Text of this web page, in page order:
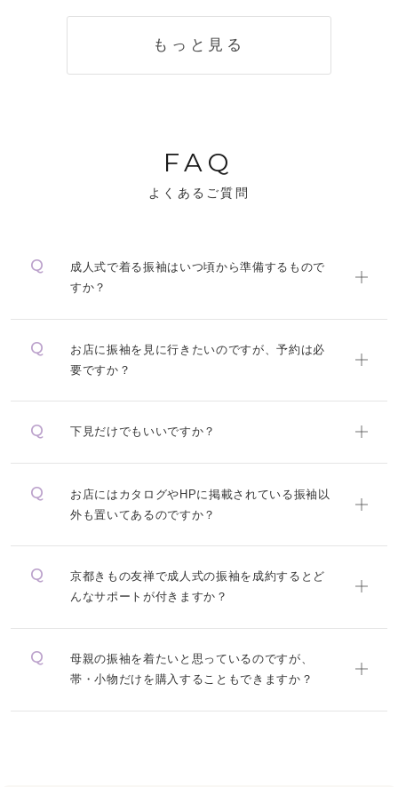
もっと見る
FAQ
よくあるご質問
成人式で着る振袖はいつ頃から準備するもので
すか？
お店に振袖を見に行きたいのですが、予約は必
要ですか？
下見だけでもいいですか？
お店にはカタログやHPに掲載されている振袖以
外も置いてあるのですか？
京都きもの友禅で成人式の振袖を成約するとど
んなサポートが付きますか？
母親の振袖を着たいと思っているのですが、
帯・小物だけを購入することもできますか？